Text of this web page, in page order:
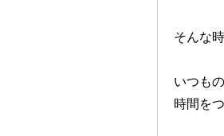
そんな
いつも
時間を